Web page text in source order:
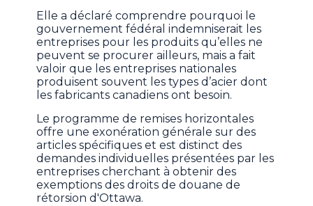
Elle a déclaré comprendre pourquoi le
gouvernement fédéral indemniserait les
entreprises pour les produits qu’elles ne
peuvent se procurer ailleurs, mais a fait
valoir que les entreprises nationales
produisent souvent les types d’acier dont
les fabricants canadiens ont besoin.
Le programme de remises horizontales
offre une exonération générale sur des
articles spécifiques et est distinct des
demandes individuelles présentées par les
entreprises cherchant à obtenir des
exemptions des droits de douane de
rétorsion d'Ottawa.